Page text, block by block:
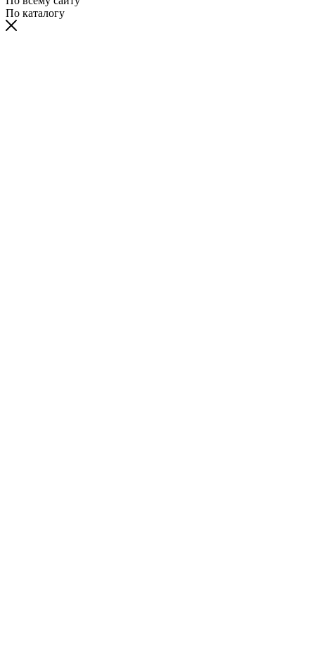
По каталогу